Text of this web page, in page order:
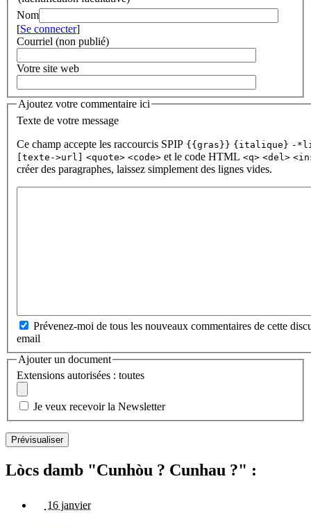
Nom
[Se connecter]
Courriel (non publié)
Votre site web
Ajoutez votre commentaire ici
Texte de votre message
Ce champ accepte les raccourcis SPIP {{gras}} {italique} -
[texte->url] <quote> <code> et le code HTML <q> <del>
créer des paragraphes, laissez simplement des lignes vides.
Prévenez-moi de tous les nouveaux commentaires de cette
email
Ajouter un document
Extensions autorisées : toutes
Je veux recevoir la Newsletter
Lòcs damb "Cunhòu ? Cunhau ?" :
16 janvier